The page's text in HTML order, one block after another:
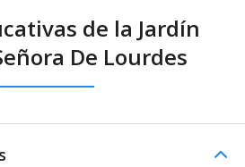
de la Jardín
De Lourdes